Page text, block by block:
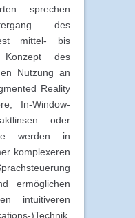
sprechen
des
mittel- bis
des
Nutzung an
Reality
In-Window-
oder
werden in
komplexeren
ermöglichen
intuitiveren
)Technik.